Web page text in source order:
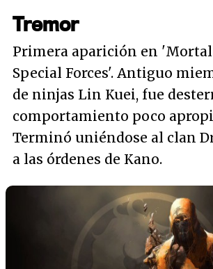
Tremor
Primera aparición en 'Mortal
Special Forces'. Antiguo
de ninjas Lin Kuei, fue
comportamiento poco
Terminó uniéndose al clan
a las órdenes de Kano.